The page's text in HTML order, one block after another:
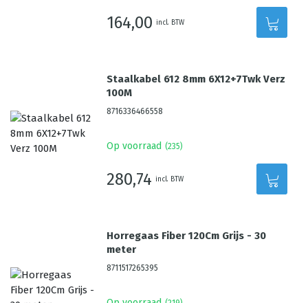
164,00 incl. BTW
Staalkabel 612 8mm 6X12+7Twk Verz
100M
8716336466558
Op voorraad (235)
280,74 incl. BTW
Horregaas Fiber 120Cm Grijs - 30
meter
8711517265395